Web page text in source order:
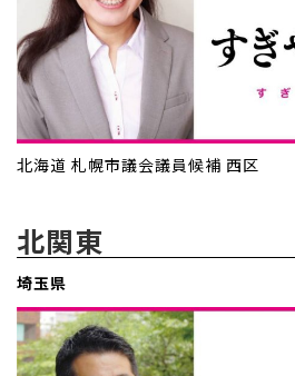
北海道 札幌市議会議員候補 西区
北関東
埼玉県